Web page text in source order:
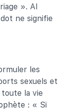
». Al
ne signifie
les
sexuels et
la vie
: « Si